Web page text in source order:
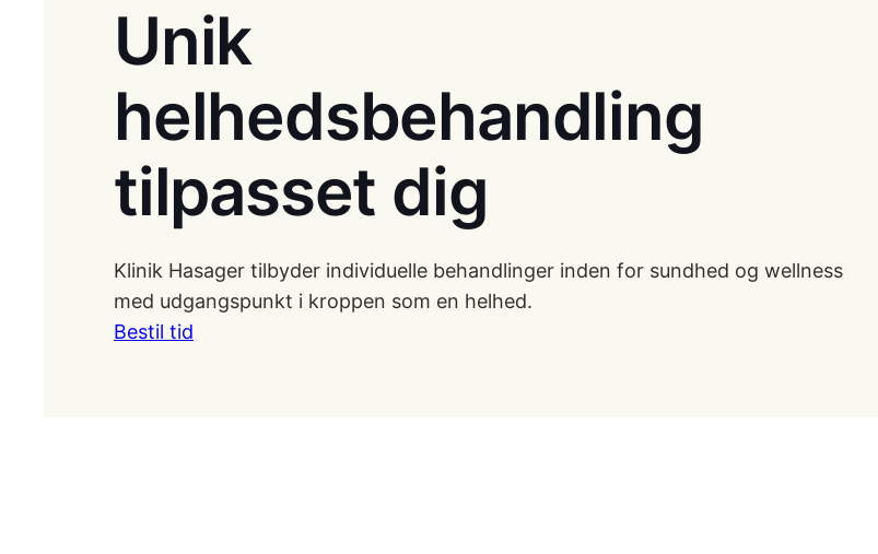
Unik
helhedsbehandling
tilpasset dig
Klinik Hasager tilbyder individuelle behandlinger inden for sundhed og wellness
med udgangspunkt i kroppen som en helhed.
Bestil tid